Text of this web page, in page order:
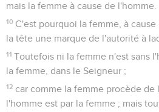
mais la femme à cause de l'homme.
10 C'est pourquoi la femme, à
la tête une marque de l'autorité à
11 Toutefois ni la femme n'est sans
la femme, dans le Seigneur ;
12 car comme la femme procède de
l'homme est par la femme ; mais